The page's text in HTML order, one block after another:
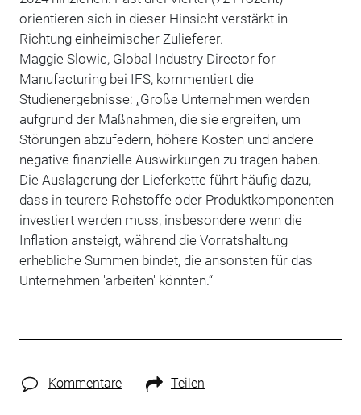
orientieren sich in dieser Hinsicht verstärkt in
Richtung einheimischer Zulieferer.
Maggie Slowic, Global Industry Director for
Manufacturing bei IFS, kommentiert die
Studienergebnisse: „Große Unternehmen werden
aufgrund der Maßnahmen, die sie ergreifen, um
Störungen abzufedern, höhere Kosten und andere
negative finanzielle Auswirkungen zu tragen haben.
Die Auslagerung der Lieferkette führt häufig dazu,
dass in teurere Rohstoffe oder Produktkomponenten
investiert werden muss, insbesondere wenn die
Inflation ansteigt, während die Vorratshaltung
erhebliche Summen bindet, die ansonsten für das
Unternehmen 'arbeiten' könnten.“
Kommentare Teilen